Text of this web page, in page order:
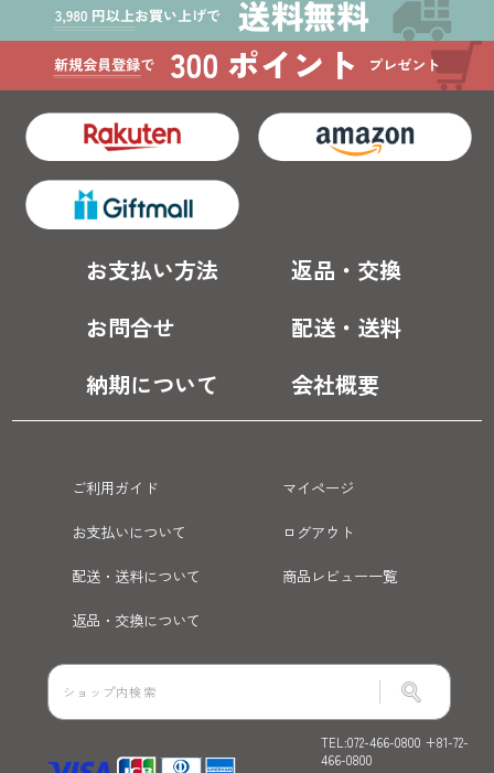
お支払い方法
返品・交換
お問合せ
配送・送料
納期について
会社概要
ご利用ガイド
マイページ
お支払いについて
ログアウト
配送・送料について
商品レビュー一覧
返品・交換について
TEL:072-466-0800 +81-72-
466-0800